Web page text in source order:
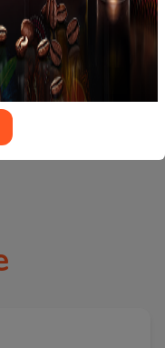
et drives
Internet.